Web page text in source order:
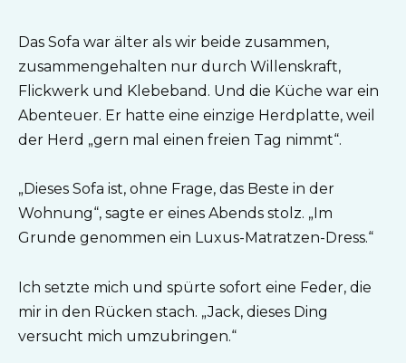
Das Sofa war älter als wir beide zusammen,
zusammengehalten nur durch Willenskraft,
Flickwerk und Klebeband. Und die Küche war ein
Abenteuer. Er hatte eine einzige Herdplatte, weil
der Herd „gern mal einen freien Tag nimmt“.
„Dieses Sofa ist, ohne Frage, das Beste in der
Wohnung“, sagte er eines Abends stolz. „Im
Grunde genommen ein Luxus-Matratzen-Dress.“
Ich setzte mich und spürte sofort eine Feder, die
mir in den Rücken stach. „Jack, dieses Ding
versucht mich umzubringen.“